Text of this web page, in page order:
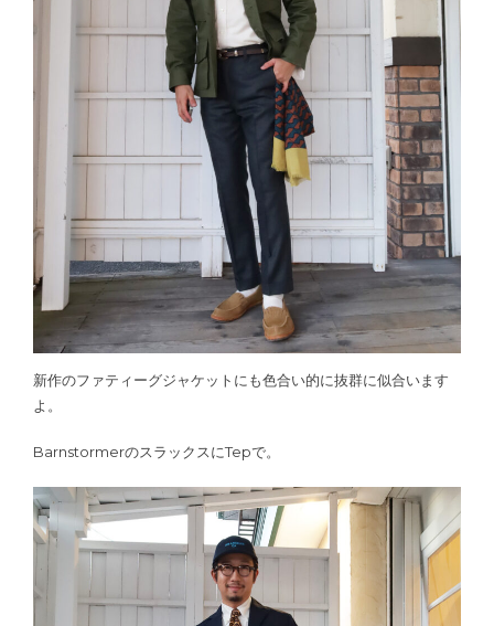
新作のファティーグジャケットにも色合い的に抜群に似合います
よ。
BarnstormerのスラックスにTepで。